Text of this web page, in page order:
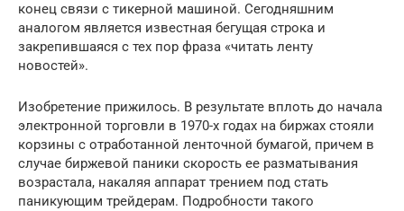
конец связи с тикерной машиной. Сегодняшним
аналогом является известная бегущая строка и
закрепившаяся с тех пор фраза «читать ленту
новостей».
Изобретение прижилось. В результате вплоть до начала
электронной торговли в 1970-х годах на биржах стояли
корзины с отработанной ленточной бумагой, причем в
случае биржевой паники скорость ее разматывания
возрастала, накаляя аппарат трением под стать
паникующим трейдерам. Подробности такого